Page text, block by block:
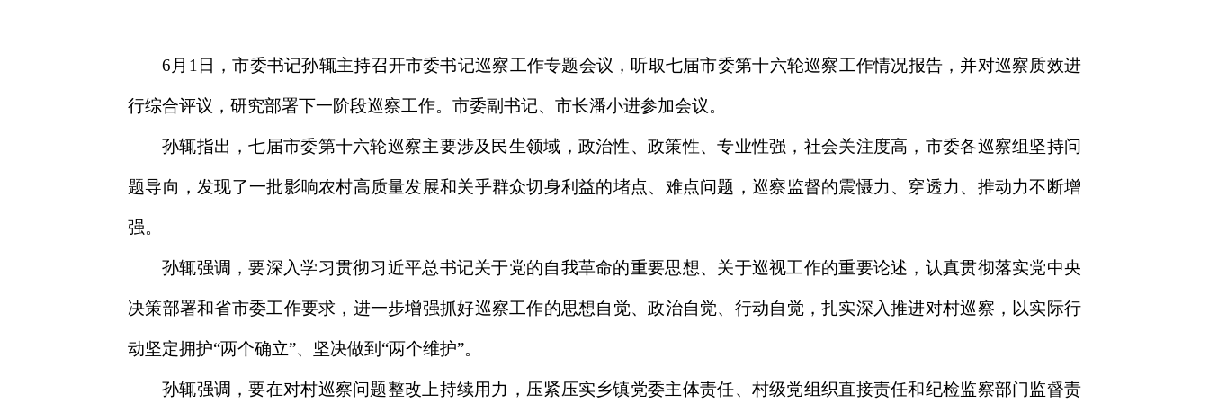
6月1日，市委书记孙辄主持召开市委书记巡察工作专题会议，听取七届市委第十六轮巡察工作情况报告，并对巡察质效进
行综合评议，研究部署下一阶段巡察工作。市委副书记、市长潘小进参加会议。
孙辄指出，七届市委第十六轮巡察主要涉及民生领域，政治性、政策性、专业性强，社会关注度高，市委各巡察组坚持问
题导向，发现了一批影响农村高质量发展和关乎群众切身利益的堵点、难点问题，巡察监督的震慑力、穿透力、推动力不断增
强。
孙辄强调，要深入学习贯彻习近平总书记关于党的自我革命的重要思想、关于巡视工作的重要论述，认真贯彻落实党中央
决策部署和省市委工作要求，进一步增强抓好巡察工作的思想自觉、政治自觉、行动自觉，扎实深入推进对村巡察，以实际行
动坚定拥护“两个确立”、坚决做到“两个维护”。
孙辄强调，要在对村巡察问题整改上持续用力，压紧压实乡镇党委主体责任、村级党组织直接责任和纪检监察部门监督责